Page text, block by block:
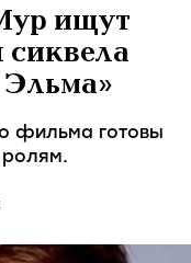
ищут
сиквела
Эльма»
фильма готовы
ролям.